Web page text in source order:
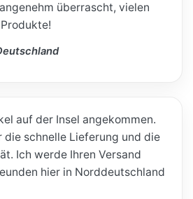
überrascht, vielen
auf der Insel angekommen.
die schnelle Lieferung und die
Ich werde Ihren Versand
hier in Norddeutschland